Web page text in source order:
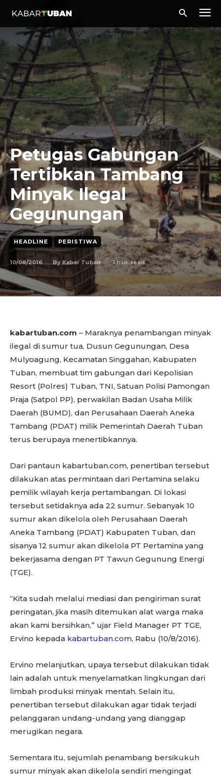
Petugas Gabungan
Tertibkan Tambang
Minyak Ilegal
Gegunungan
HEADLINE PERISTIWA
10/08/2016 By Kabar Tuban 1min. read
kabartuban.com – Maraknya penambangan minyak
ilegal di sumur tua, Dusun Gegunungan, Desa
Mulyoagung, Kecamatan Singgahan, Kabupaten
Tuban, membuat tim gabungan dari Kepolisian
Resort (Polres) Tuban, TNI, Satuan Polisi Pamongan
Praja (Satpol PP), perwakilan Badan Usaha Milik
Daerah (BUMD), dan Perusahaan Daerah Aneka
Tambang (PDAT) milik Pemerintah Daerah Tuban
terus berupaya menertibkannya.
Dari pantaun kabartuban.com, penertiban tersebut
dilakukan atas permintaan dari Pertamina selaku
pemilik wilayah kerja pertambangan. Di lokasi
tersebut setidaknya ada 22 sumur. Sebanyak 10
sumur akan dikelola oleh Perusahaan Daerah
Aneka Tambang (PDAT) Kabupaten Tuban, dan
sisanya 12 sumur akan dikelola PT Pertamina yang
bekerjasama dengan PT Tawun Gegunung Energi
(TGE).
“Kita sudah melalui mediasi dan pengiriman surat
peringatan, jika masih ditemukan alat warga maka
akan kami bersihkan,” ujar Field Manager PT TGE,
Ervino kepada kabartuban.com, Rabu (10/8/2016).
Ervino melanjutkan, upaya tersebut dilakukan tidak
lain adalah untuk menyelamatkan lingkungan dari
limbah produksi minyak mentah. Selain itu,
penertiban tersebut dilakukan agar tidak terjadi
pelanggaran undang-undang yang dianggap
merugikan negara.
Sementara itu, sejumlah penambang bersikukuh
sumur minyak akan dikelola sendiri mengingat